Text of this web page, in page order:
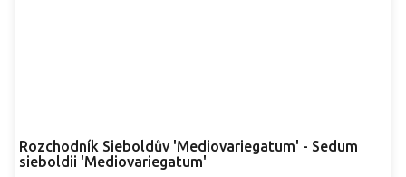
Rozchodník Sieboldův 'Mediovariegatum' - Sedum
sieboldii 'Mediovariegatum'